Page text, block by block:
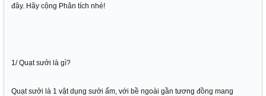
đây. Hãy cộng Phân tích nhé!
1/ Quạt sưởi là gì?
Quạt sưởi là 1 vật dụng sưởi ấm, với bề ngoài gần tương đồng mang